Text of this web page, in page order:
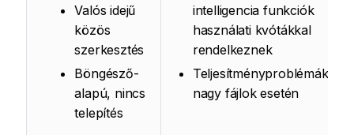
Valós idejű
közös
szerkesztés
Böngésző-
alapú, nincs
telepítés
intelligencia funkciók
használati kvótákkal
rendelkeznek
Teljesítményproblémák
nagy fájlok esetén